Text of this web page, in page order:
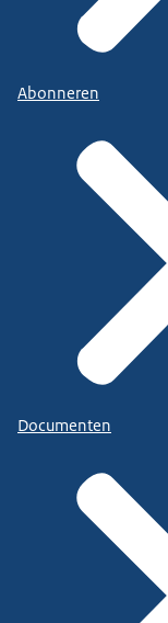
Abonneren
Documenten